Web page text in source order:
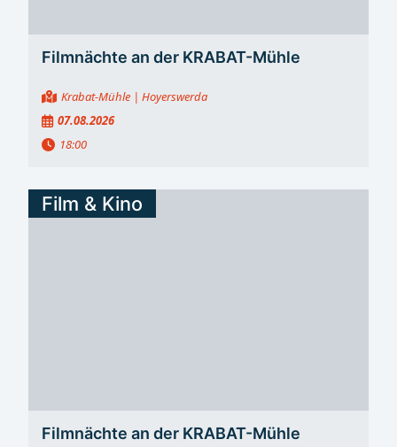
Filmnächte an der KRABAT-Mühle
Krabat-Mühle | Hoyerswerda
07.08.2026
18:00
Film & Kino
Filmnächte an der KRABAT-Mühle